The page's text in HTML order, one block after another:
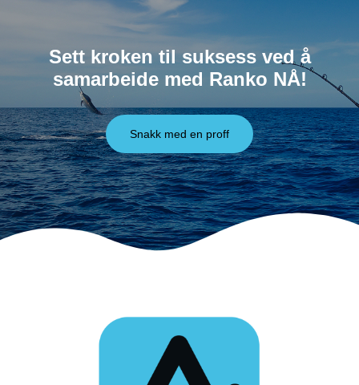
Sett kroken til suksess ved å
samarbeide med Ranko NÅ!
Snakk med en proff